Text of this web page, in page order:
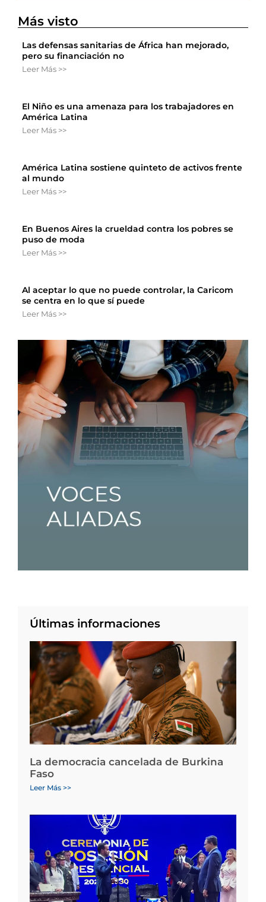
Más visto
Las defensas sanitarias de África han mejorado,
pero su financiación no
Leer Más >>
El Niño es una amenaza para los trabajadores en
América Latina
Leer Más >>
América Latina sostiene quinteto de activos frente
al mundo
Leer Más >>
En Buenos Aires la crueldad contra los pobres se
puso de moda
Leer Más >>
Al aceptar lo que no puede controlar, la Caricom
se centra en lo que sí puede
Leer Más >>
Últimas informaciones
La democracia cancelada de Burkina
Faso
Leer Más >>